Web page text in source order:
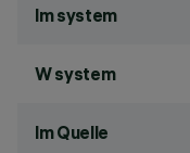
lm system
W system
lm Quelle